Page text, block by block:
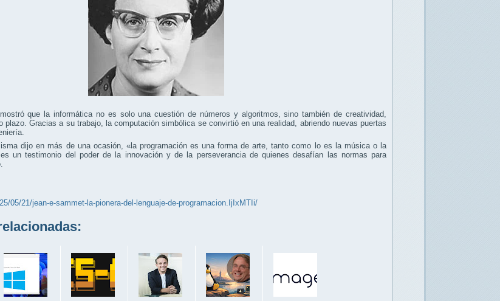
que la informática no es solo una cuestión de números y algoritmos, sino también de creatividad,
plazo. Gracias a su trabajo, la computación simbólica se convirtió en una realidad, abriendo nuevas puertas
dijo en más de una ocasión, «la programación es una forma de arte, tanto como lo es la música o la
un testimonio del poder de la innovación y de la perseverancia de quienes desafían las normas para
05/21/jean-e-sammet-la-pionera-del-lenguaje-de-programacion.IjIxMTIi/